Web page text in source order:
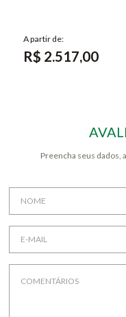
R$ 2.517,00
Preencha seus dados,